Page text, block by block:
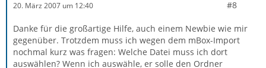
20. März 2007 um 12:40 #8
Danke für die großartige Hilfe, auch einem Newbie wie mir
gegenüber. Trotzdem muss ich wegen dem mBox-Import
nochmal kurz was fragen: Welche Datei muss ich dort
auswählen? Wenn ich auswähle, er solle den Ordner